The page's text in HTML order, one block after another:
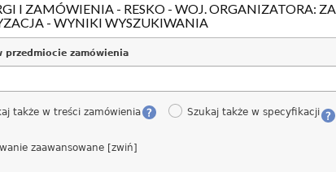
I ZAMÓWIENIA - RESKO - WOJ. ORGANIZATORA:
- WYNIKI WYSZUKIWANIA
przedmiocie zamówienia
także w treści zamówienia Szukaj także w specyfikacji
zaawansowane [zwiń]